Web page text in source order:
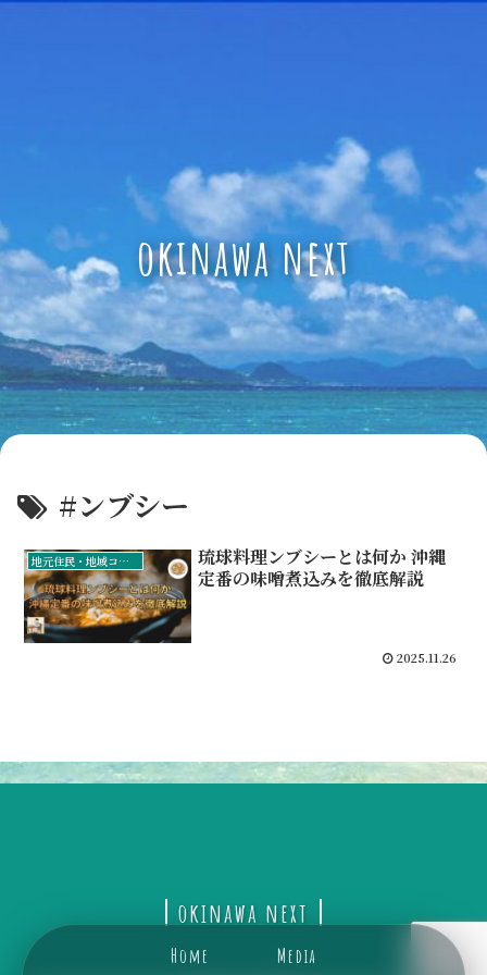
okinawa next
Home Media
#ンブシー
地元住民・地域コミュニティ
琉球料理ンブシーとは何か 沖縄
定番の味噌煮込みを徹底解説
2025.11.26
okinawa next